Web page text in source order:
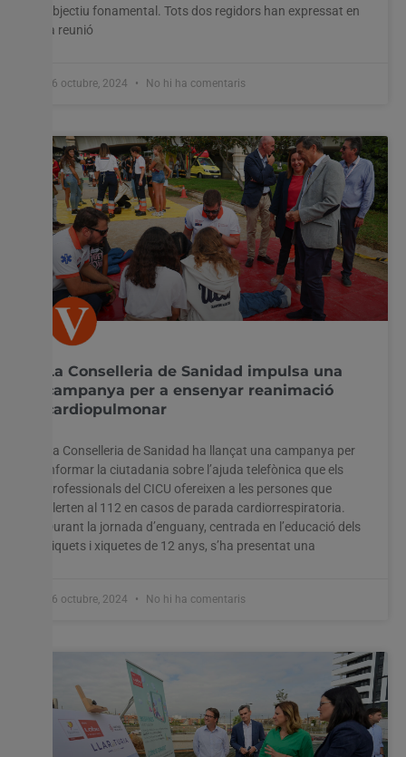
objectiu fonamental. Tots dos regidors han expressat en
la reunió
16 octubre, 2024 No hi ha comentaris
La Conselleria de Sanidad impulsa una
campanya per a ensenyar reanimació
cardiopulmonar
La Conselleria de Sanidad ha llançat una campanya per
informar la ciutadania sobre l’ajuda telefònica que els
professionals del CICU ofereixen a les persones que
alerten al 112 en casos de parada cardiorrespiratoria.
Durant la jornada d’enguany, centrada en l’educació dels
xiquets i xiquetes de 12 anys, s’ha presentat una
16 octubre, 2024 No hi ha comentaris